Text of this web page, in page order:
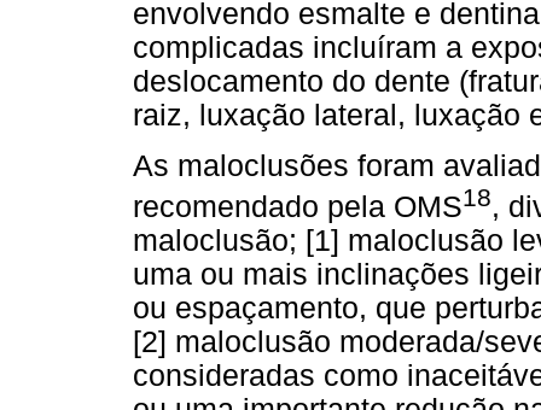
envolvendo esmalte e
complicadas incluíram a
deslocamento do dente
raiz, luxação lateral, luxação
As maloclusões foram
recomendado pela OMS18,
maloclusão; [1] maloclusão
uma ou mais inclinações
ou espaçamento, que
[2] maloclusão moderada/
consideradas como